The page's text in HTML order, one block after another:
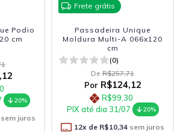
Podio
cm
20%
sem juros
Frete grátis
Passadeira Unique
Moldura Multi-A 066x120
cm
(0)
De R$257,71
Por R$124,12
R$99,30
PIX até dia 31/07
20%
12x de R$10,34 sem juros